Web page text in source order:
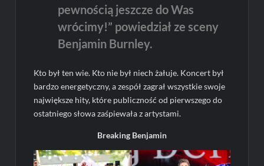
pewnością jeszcze do Was
wrócimy!” powiedział ze sceny
Benjamin Burnley.
Kto był ten wie. Kto nie był niech żałuje. Koncert był
bardzo energetyczny, a zespół zagrał wszystkie swoje
największe hity, które publiczność od pierwszego do
ostatniego słowa zaśpiewała z artystami.
Breaking Benjamin